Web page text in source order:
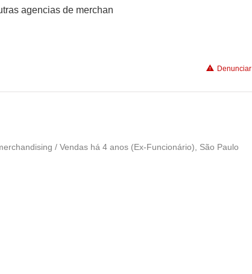
Conciliação com a vida familiar
agencias de merchan
Denunciar
/ Vendas há 4 anos (Ex-Funcionário), São Paulo